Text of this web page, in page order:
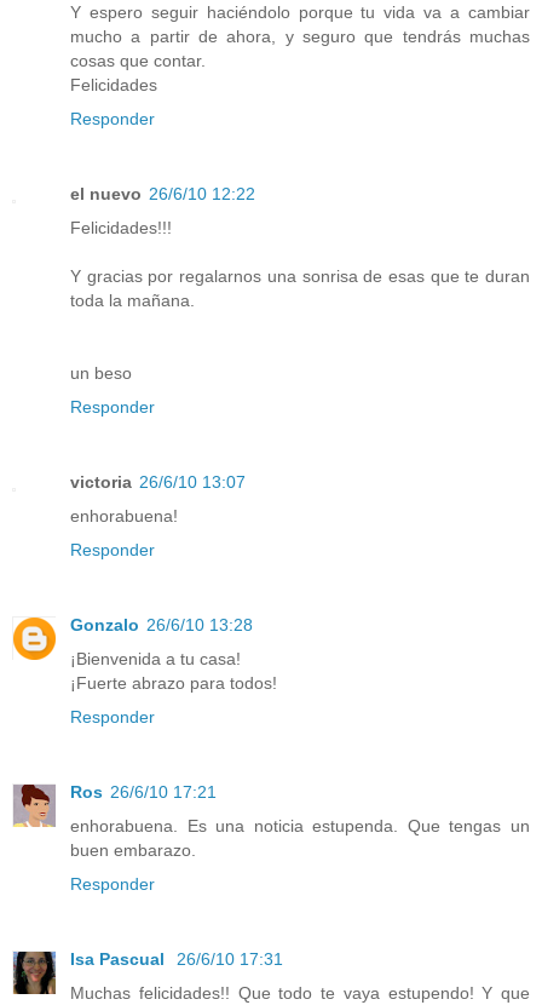
Y espero seguir haciéndolo porque tu vida va a cambiar
mucho a partir de ahora, y seguro que tendrás muchas
cosas que contar.
Felicidades
Responder
el nuevo 26/6/10 12:22
Felicidades!!!
Y gracias por regalarnos una sonrisa de esas que te duran
toda la mañana.
un beso
Responder
victoria 26/6/10 13:07
enhorabuena!
Responder
Gonzalo 26/6/10 13:28
¡Bienvenida a tu casa!
¡Fuerte abrazo para todos!
Responder
Ros 26/6/10 17:21
enhorabuena. Es una noticia estupenda. Que tengas un
buen embarazo.
Responder
Isa Pascual
26/6/10 17:31
Muchas felicidades!! Que todo te vaya estupendo! Y que